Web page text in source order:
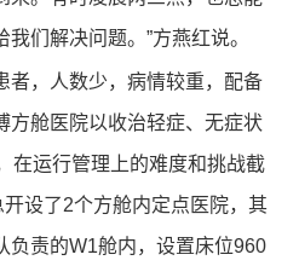
们解决问题。”方燕红说。
者，人数少，病情较重，配备
方舱医院以收治轻症、无症状
在运行管理上的难度和挑战截
设了2个方舱内定点医院，其
负责的W1舱内，设置床位960